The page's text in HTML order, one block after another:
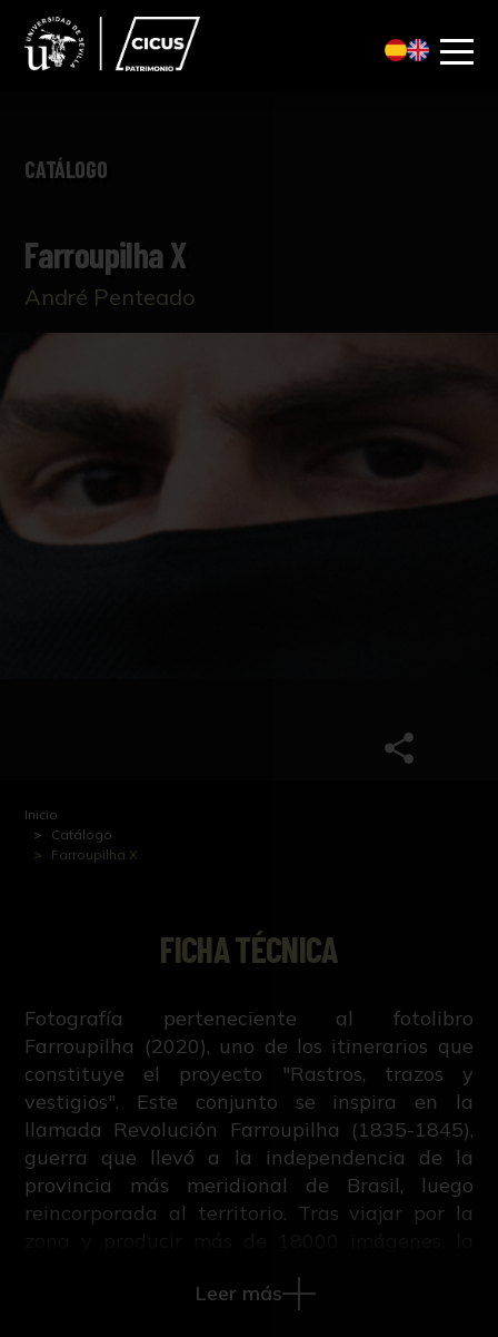
CATÁLOGO
Farroupilha X
André Penteado
Inicio
Catálogo
Farroupilha X
FICHA TÉCNICA
Fotografía perteneciente al fotolibro
Farroupilha (2020), uno de los itinerarios que
constituye el proyecto "Rastros, trazos y
vestigios". Este conjunto se inspira en la
llamada Revolución Farroupilha (1835-1845),
guerra que llevó a la independencia de la
provincia más meridional de Brasil, luego
reincorporada al territorio. Tras viajar por la
divididas en diferentes inventarios, como
Leer más